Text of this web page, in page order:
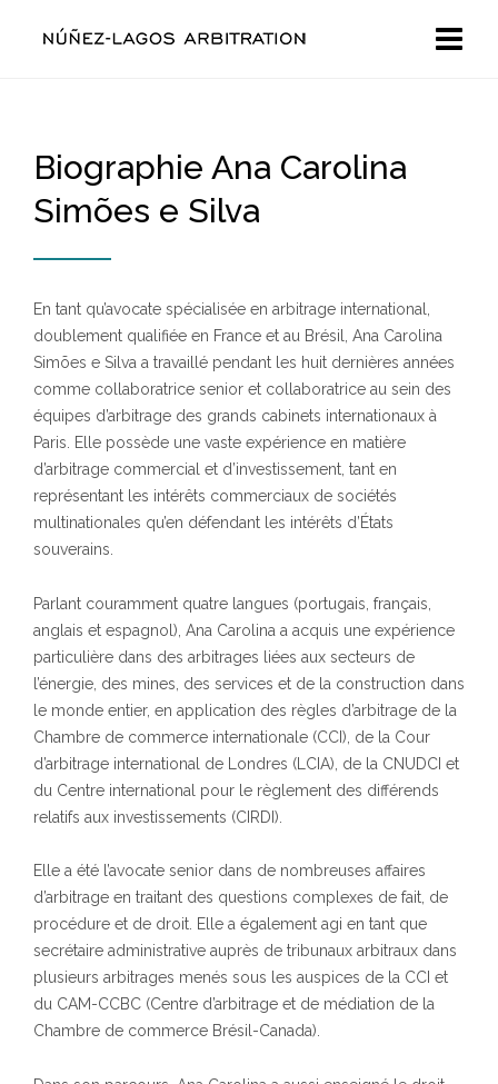
Biographie Ana Carolina
Simões e Silva
En tant qu’avocate spécialisée en arbitrage international,
doublement qualifiée en France et au Brésil, Ana Carolina
Simões e Silva a travaillé pendant les huit dernières années
comme collaboratrice senior et collaboratrice au sein des
équipes d’arbitrage des grands cabinets internationaux à
Paris. Elle possède une vaste expérience en matière
d’arbitrage commercial et d’investissement, tant en
représentant les intérêts commerciaux de sociétés
multinationales qu’en défendant les intérêts d’États
souverains.
Parlant couramment quatre langues (portugais, français,
anglais et espagnol), Ana Carolina a acquis une expérience
particulière dans des arbitrages liées aux secteurs de
l’énergie, des mines, des services et de la construction dans
le monde entier, en application des règles d’arbitrage de la
Chambre de commerce internationale (CCI), de la Cour
d’arbitrage international de Londres (LCIA), de la CNUDCI et
du Centre international pour le règlement des différends
relatifs aux investissements (CIRDI).
Elle a été l’avocate senior dans de nombreuses affaires
d’arbitrage en traitant des questions complexes de fait, de
procédure et de droit. Elle a également agi en tant que
secrétaire administrative auprès de tribunaux arbitraux dans
plusieurs arbitrages menés sous les auspices de la CCI et
du CAM-CCBC (Centre d’arbitrage et de médiation de la
Chambre de commerce Brésil-Canada).